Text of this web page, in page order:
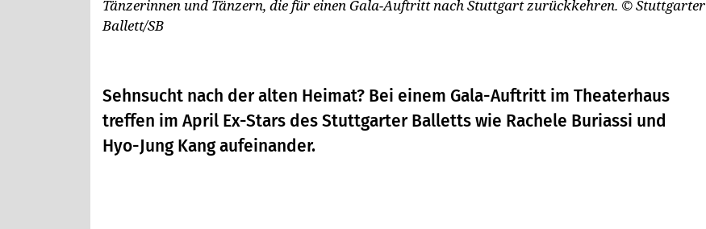
Tänzerinnen und Tänzern, die für einen Gala-Auftritt nach Stuttgart zurückkehren. © Stuttgarter
Ballett/SB
Sehnsucht nach der alten Heimat? Bei einem Gala-Auftritt im Theaterhaus
treffen im April Ex-Stars des Stuttgarter Balletts wie Rachele Buriassi und
Hyo-Jung Kang aufeinander.